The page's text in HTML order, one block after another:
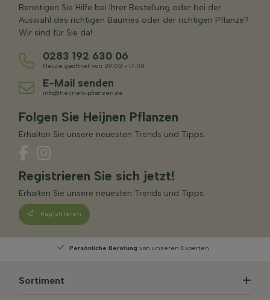
Benötigen Sie Hilfe bei Ihrer Bestellung oder bei der
Auswahl des richtigen Baumes oder der richtigen Pflanze?
Wir sind für Sie da!
0283 192 630 06
Heute geöffnet von 09:00 - 17:00
E-Mail senden
info@heijnen-pflanzen.de
Folgen Sie Heijnen Pflanzen
Erhalten Sie unsere neuesten Trends und Tipps.
Registrieren Sie sich jetzt!
Erhalten Sie unsere neuesten Trends und Tipps.
Registrieren
Persönliche Beratung von unseren Experten
Sortiment